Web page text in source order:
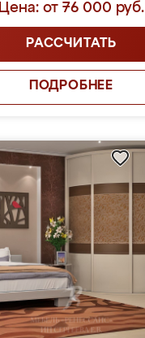
Цена: от 76 000 руб.
РАССЧИТАТЬ
ПОДРОБНЕЕ